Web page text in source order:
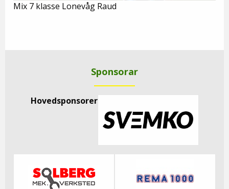
Mix 7 klasse Lonevåg Raud
Sponsorar
Hovedsponsorer